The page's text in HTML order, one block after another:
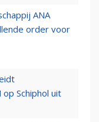
ANA
order voor
Schiphol uit